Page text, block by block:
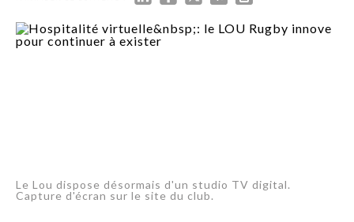
Le Lou dispose désormais d'un studio TV digital.
Capture d'écran sur le site du club.